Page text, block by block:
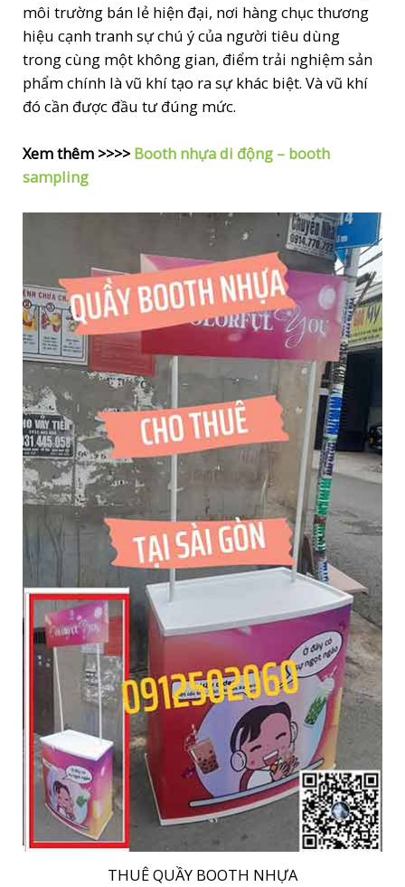
môi trường bán lẻ hiện đại, nơi hàng chục thương
hiệu cạnh tranh sự chú ý của người tiêu dùng
trong cùng một không gian, điểm trải nghiệm sản
phẩm chính là vũ khí tạo ra sự khác biệt. Và vũ khí
đó cần được đầu tư đúng mức.
Xem thêm >>>>Booth nhựa di động – booth
sampling
THUÊ QUẦY BOOTH NHỰA